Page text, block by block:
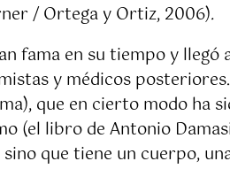
/ Ortega y Ortiz, 2006).
fama en su tiempo y
y médicos
que en cierto modo ha
(el libro de Antonio
que tiene un cuerpo,